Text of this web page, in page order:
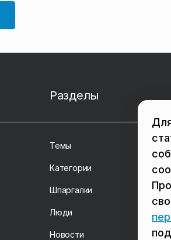
Разделы
Темы
Категории
Шпаргалки
Люди
Новости